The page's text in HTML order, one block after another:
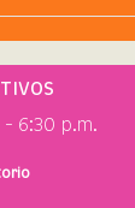
6:30 p.m.